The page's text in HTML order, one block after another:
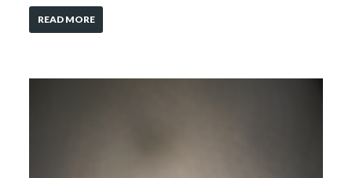
READ MORE